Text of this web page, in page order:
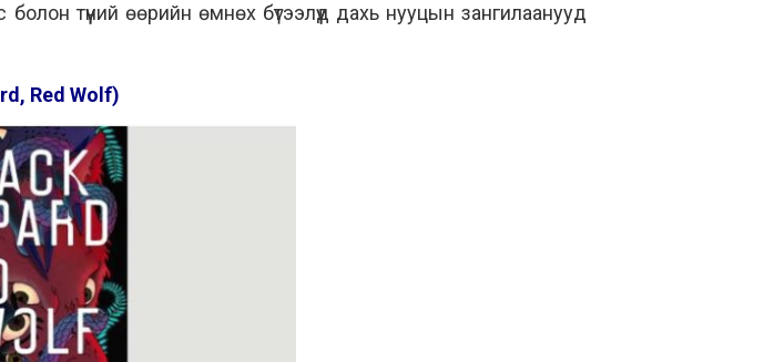
түүний өөрийн өмнөх бүтээлүүд дахь нууцын зангилаанууд
Red Wolf)